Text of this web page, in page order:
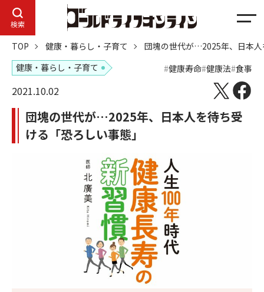
検索
メ
ュ
ー
TOP 健康・暮らし・子育て
団塊の世代が…2025年、日本
健康・暮らし・子育て
健康寿命 健康法 食事
2021.10.02
団塊の世代が…2025年、日本人を待ち受
ける「恐ろしい事態」